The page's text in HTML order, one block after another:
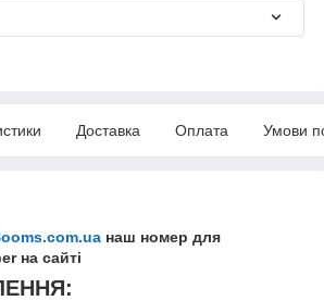
Доставка Оплата Умови
наш номер для
на сайті